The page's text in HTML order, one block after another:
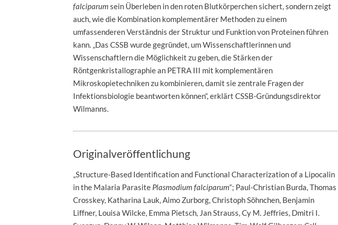
falciparum sein Überleben in den roten Blutkörperchen sichert, sondern zeigt
auch, wie die Kombination komplementärer Methoden zu einem
umfassenderen Verständnis der Struktur und Funktion von Proteinen führen
kann. „Das CSSB wurde gegründet, um Wissenschaftlerinnen und
Wissenschaftlern die Möglichkeit zu geben, die Stärken der
Röntgenkristallographie an PETRA III mit komplementären
Mikroskopietechniken zu kombinieren, damit sie zentrale Fragen der
Infektionsbiologie beantworten können“, erklärt CSSB-Gründungsdirektor
Wilmanns.
Originalveröffentlichung
„Structure-Based Identification and Functional Characterization of a Lipocalin
in the Malaria Parasite Plasmodium falciparum“; Paul-Christian Burda, Thomas
Crosskey, Katharina Lauk, Aimo Zurborg, Christoph Söhnchen, Benjamin
Liffner, Louisa Wilcke, Emma Pietsch, Jan Strauss, Cy M. Jeffries, Dmitri I.